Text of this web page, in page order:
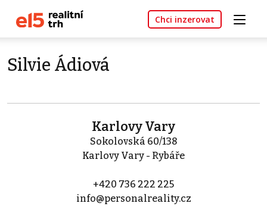
Chci inzerovat
Silvie Ádiová
Karlovy Vary
Sokolovská 60/138
Karlovy Vary - Rybáře
+420 736 222 225
info@personalreality.cz